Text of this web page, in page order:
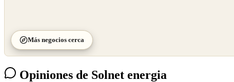
Más negocios cerca
Opiniones de Solnet energia